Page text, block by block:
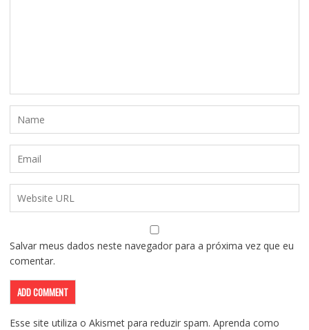
Salvar meus dados neste navegador para a próxima vez que eu
comentar.
Esse site utiliza o Akismet para reduzir spam. Aprenda como